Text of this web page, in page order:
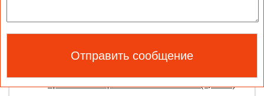
Каталог ЭЛЕКТРОПРИВОДЫ ДЛЯ
ВОЗДУШНЫХ ЗАСЛОНОК BELIMO 2016 (18,2
противопожарных клапанов 2015 (0,8 МБ)